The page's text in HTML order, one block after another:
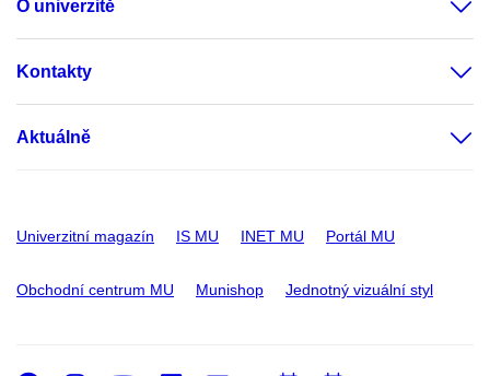
O univerzitě
Kontakty
Aktuálně
Univerzitní magazín IS MU INET MU Portál MU
Obchodní centrum MU Munishop Jednotný vizuální styl